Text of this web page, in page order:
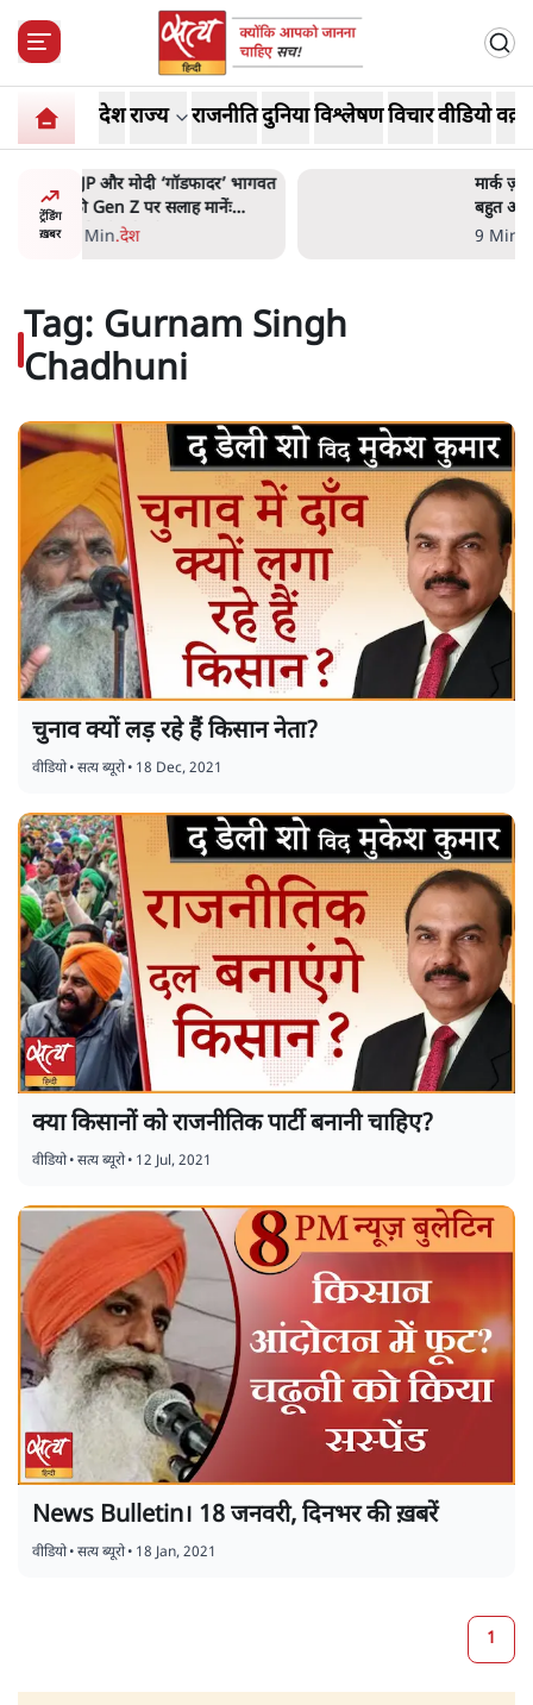
देशराज्य राजनीतिदुनियाविश्लेषणविचारवीडियो
ट्रेंडिंग
ख़बर
भागवत
मार्क ज़करबर्ग का माफीनामाः ये
Tag: Gurnam Singh
Chadhuni
चुनाव क्यों लड़ रहे हैं किसान नेता?
वीडियो•सत्य ब्यूरो• 18 Dec, 2021
क्या किसानों को राजनीतिक पार्टी बनानी चाहिए?
वीडियो•सत्य ब्यूरो• 12 Jul, 2021
News Bulletin। 18 जनवरी, दिनभर की ख़बरें
वीडियो•सत्य ब्यूरो• 18 Jan, 2021
1